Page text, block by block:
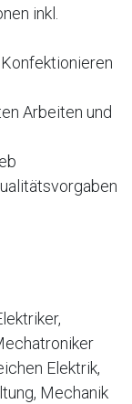
inkl.
Arbeiten und
Elektrik,
Mechanik